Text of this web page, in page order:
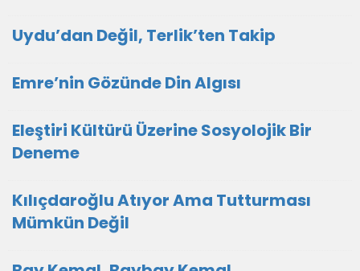
Uydu’dan Değil, Terlik’ten Takip
Emre’nin Gözünde Din Algısı
Eleştiri Kültürü Üzerine Sosyolojik Bir
Deneme
Kılıçdaroğlu Atıyor Ama Tutturması
Mümkün Değil